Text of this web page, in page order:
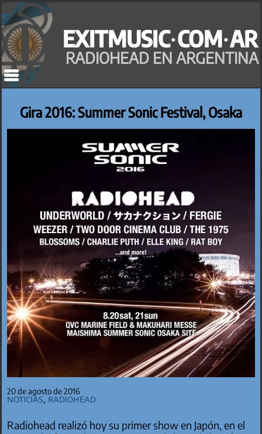
Saltar
al
contenido
EXITMUSIC·COM·AR
RADIOHEAD EN ARGENTINA
Gira 2016: Summer Sonic Festival, Osaka
20 de agosto de 2016
Noticias, Radiohead
Radiohead realizó hoy su primer show en Japón, en el